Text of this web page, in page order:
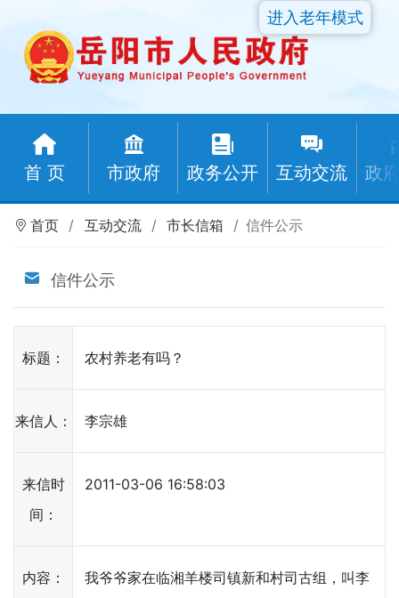
首 页 市政府 政务公开 互动交流 政
进入老年模式
首页 互动交流 市长信箱 信件公示
信件公示
标题： 农村养老有吗？
来信人： 李宗雄
来信时
间：
2011-03-06 16:58:03
内容：
我爷爷家在临湘羊楼司镇新和村司古组，叫李